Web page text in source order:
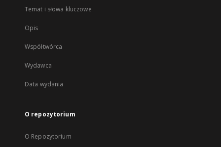
Temat i słowa kluczowe
Opis
Współtwórca
Wydawca
Data wydania
O repozytorium
O Repozytorium